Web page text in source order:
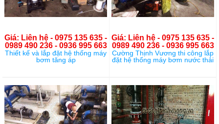
Giá: Liên hệ - 0975 135 635 -
0989 490 236 - 0936 995 663
Thiết kế và lắp đặt hệ thống máy
bơm tăng áp
Giá: Liên hệ - 0975 135 635 -
0989 490 236 - 0936 995 663
Cường Thịnh Vương thi công lắp
đặt hệ thống máy bơm nước thải